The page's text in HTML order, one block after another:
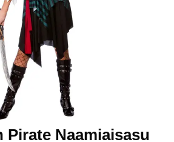
Pirate Naamiaisasu